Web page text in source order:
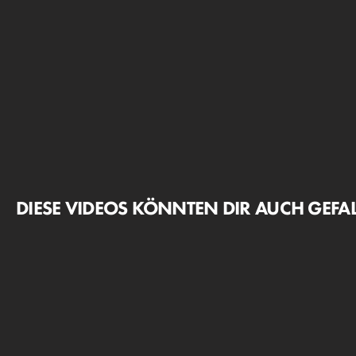
DIESE VIDEOS KÖNNTEN DIR AUCH